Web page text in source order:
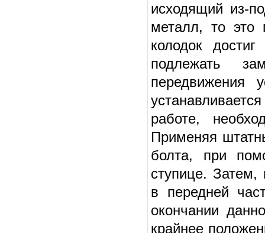
исходящий из-
металл, то это
колодок
подлежать
передвижения
работе,
Применяя
болта, при
ступице.
в передней
окончании
крайнее